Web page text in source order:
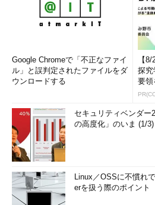
Google Chromeで「不正なファイ
ル」と誤判定されたファイルをダ
ウンロードする
【
探究
要領
のカ
セキュリティベンダー
の高度化」のいま (1/3)
Linux／OSSに不慣れ
erを扱う際のポイント